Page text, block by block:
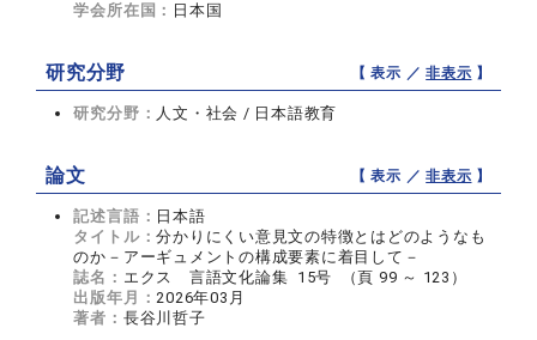
学会所在国： 日本国
研究分野 【 表示 ／非表示 】
研究分野： 人文・社会 / 日本語教育
論文 【 表示 ／非表示 】
記述言語： 日本語
タイトル：分かりにくい意見文の特徴とはどのようなも
のか－アーギュメントの構成要素に着目して－
誌名： エクス 言語文化論集 15号 （頁 99 ～ 123）
出版年月：2026年03月
著者： 長谷川哲子